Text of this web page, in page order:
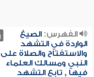
الفهرس:الصيغ
الواردة في التشهد
والاستفتاح والصلاة على
النبي ومسالك العلماء
فيها , تابع التشهد